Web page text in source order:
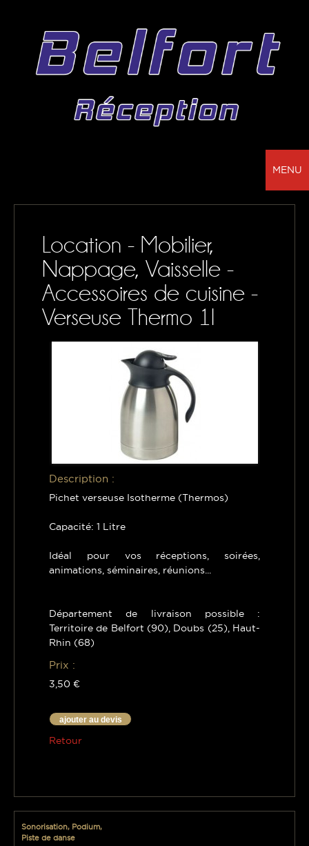
MENU
BELFORT RÉCEPTION - VOTRE PARTENAIRE
SONORISATION, VAISSELLE ET NAPPAGE
NOS RÉALISATIONS
CONTACTS
MON PANIER
Location - Mobilier,
Nappage, Vaisselle -
Accessoires de cuisine -
Verseuse Thermo 1l
Description :
Pichet verseuse Isotherme (Thermos)
Capacité: 1 Litre
Idéal pour vos réceptions, soirées,
animations, séminaires, réunions...
Département de livraison possible :
Territoire de Belfort (90), Doubs (25), Haut-
Rhin (68)
Prix :
3,50 €
ajouter au devis
Retour
Sonorisation, Podium,
Piste de danse